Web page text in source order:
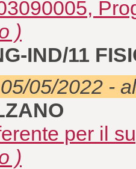
)
IND/11
05/2022 -
per il
)